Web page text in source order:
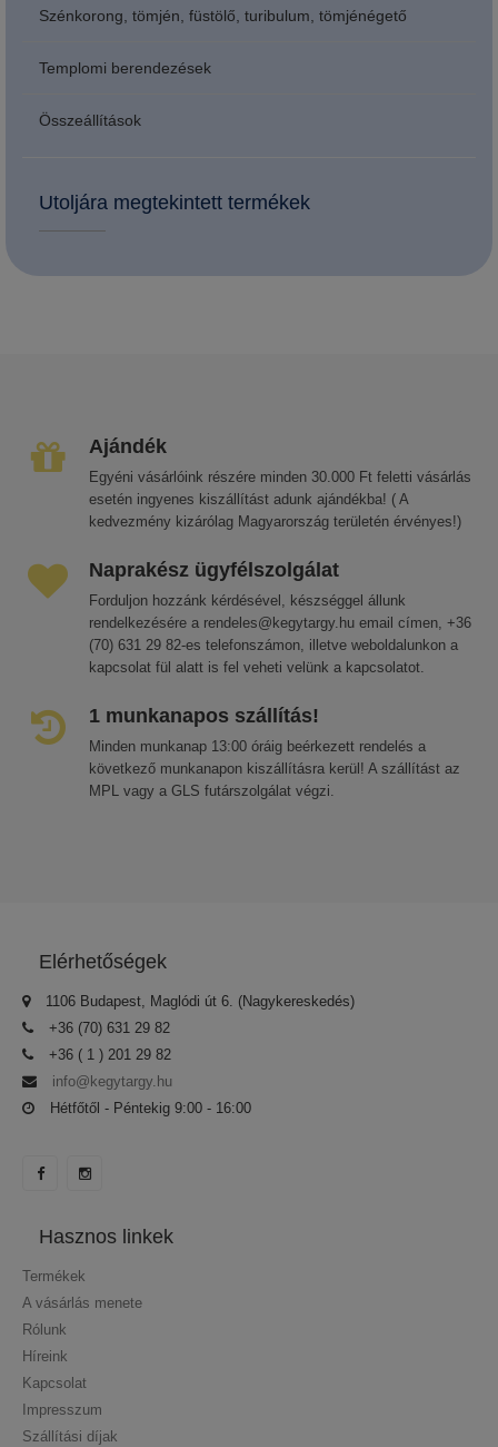
Szénkorong, tömjén, füstölő, turibulum, tömjénégető
Templomi berendezések
Összeállítások
Utoljára megtekintett termékek
Ajándék
Egyéni vásárlóink részére minden 30.000 Ft feletti vásárlás
esetén ingyenes kiszállítást adunk ajándékba! ( A
kedvezmény kizárólag Magyarország területén érvényes!)
Naprakész ügyfélszolgálat
Forduljon hozzánk kérdésével, készséggel állunk
rendelkezésére a rendeles@kegytargy.hu email címen, +36
(70) 631 29 82-es telefonszámon, illetve weboldalunkon a
kapcsolat fül alatt is fel veheti velünk a kapcsolatot.
1 munkanapos szállítás!
Minden munkanap 13:00 óráig beérkezett rendelés a
következő munkanapon kiszállításra kerül! A szállítást az
MPL vagy a GLS futárszolgálat végzi.
Elérhetőségek
1106 Budapest, Maglódi út 6. (Nagykereskedés)
+36 (70) 631 29 82
+36 ( 1 ) 201 29 82
info@kegytargy.hu
Hétfőtől - Péntekig 9:00 - 16:00
Hasznos linkek
Termékek
A vásárlás menete
Rólunk
Híreink
Kapcsolat
Impresszum
Szállítási díjak